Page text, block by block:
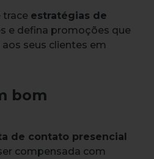
trace estratégias de
e defina promoções que
seus clientes em
bom
de contato presencial
compensada com